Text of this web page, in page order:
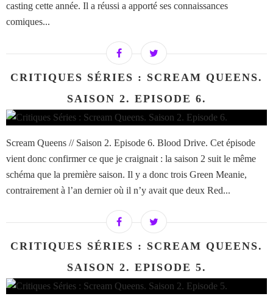
casting cette année. Il a réussi a apporté ses connaissances
comiques...
CRITIQUES SÉRIES : SCREAM QUEENS.
SAISON 2. EPISODE 6.
Scream Queens // Saison 2. Episode 6. Blood Drive. Cet épisode
vient donc confirmer ce que je craignait : la saison 2 suit le même
schéma que la première saison. Il y a donc trois Green Meanie,
contrairement à l’an dernier où il n’y avait que deux Red...
CRITIQUES SÉRIES : SCREAM QUEENS.
SAISON 2. EPISODE 5.